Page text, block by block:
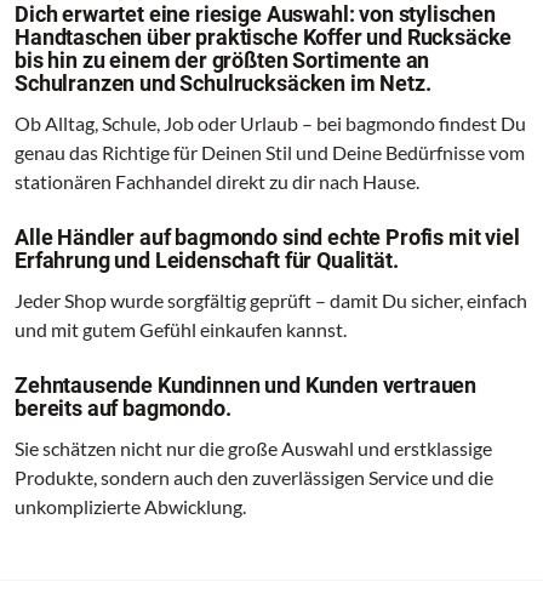
Dich erwartet eine riesige Auswahl: von stylischen
Handtaschen über praktische Koffer und Rucksäcke
bis hin zu einem der größten Sortimente an
Schulranzen und Schulrucksäcken im Netz.
Ob Alltag, Schule, Job oder Urlaub – bei bagmondo findest Du
genau das Richtige für Deinen Stil und Deine Bedürfnisse vom
stationären Fachhandel direkt zu dir nach Hause.
Alle Händler auf bagmondo sind echte Profis mit viel
Erfahrung und Leidenschaft für Qualität.
Jeder Shop wurde sorgfältig geprüft – damit Du sicher, einfach
und mit gutem Gefühl einkaufen kannst.
Zehntausende Kundinnen und Kunden vertrauen
bereits auf bagmondo.
Sie schätzen nicht nur die große Auswahl und erstklassige
Produkte, sondern auch den zuverlässigen Service und die
unkomplizierte Abwicklung.